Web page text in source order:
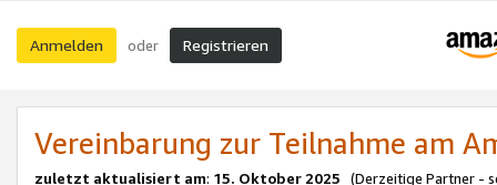
Anmelden oder Registrieren
Vereinbarung zur Teilnahme am
zuletzt aktualisiert am: 15. Oktober 2025 (Derzeitige Partner -